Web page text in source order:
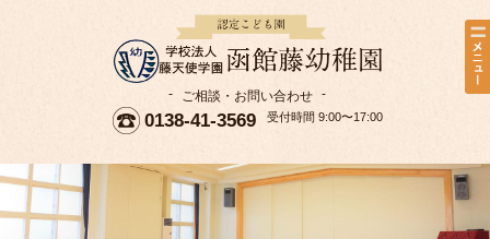
- ご相談・お問い合わせ -
0138-41-3569 受付時間 9:00〜17:00